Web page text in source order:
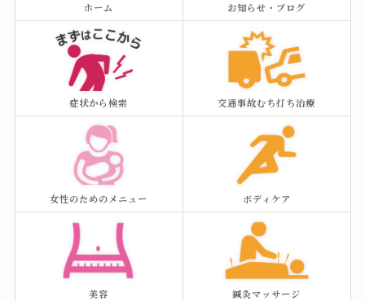
ホーム お知らせ・ブログ
症状から検索 交通事故むち打ち治療
女性のためのメニュー ボディケア
美容 鍼灸マッサージ